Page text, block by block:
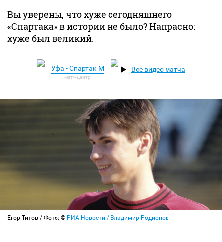
Вы уверены, что хуже сегодняшнего
«Спартака» в истории не было? Напрасно:
хуже был великий.
Уфа - Спартак М Все видео матча
Егор Титов / Фото: © РИА Новости / Владимир Родионов